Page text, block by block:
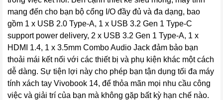
mang đến cho bạn bộ cổng I/O đầy đủ và đa dạng, bao
gồm 1 x USB 2.0 Type-A, 1 x USB 3.2 Gen 1 Type-C
support power delivery, 2 x USB 3.2 Gen 1 Type-A, 1 x
HDMI 1.4, 1 x 3.5mm Combo Audio Jack đảm bảo bạn
thoải mái kết nối với các thiết bị và phụ kiện khác một cách
dễ dàng. Sự tiện lợi này cho phép bạn tận dụng tối đa máy
tính xách tay Vivobook 14, để thỏa mãn mọi nhu cầu công
việc và giải trí của bạn mà không gặp bất kỳ hạn chế nào.